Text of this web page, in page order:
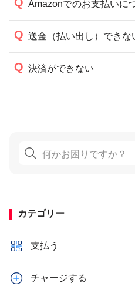
Amazonでのお支払いに
送金（払い出し）できな
決済ができない
カテゴリー
支払う
チャージする